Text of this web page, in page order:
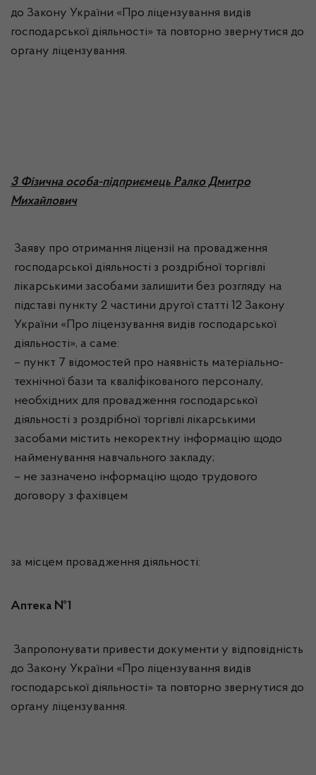
до Закону України «Про ліцензування видів
господарської діяльності» та повторно звернутися до
органу ліцензування.
3 Фізична особа-підприємець Ралко Дмитро
Михайлович
Заяву про отримання ліцензії на провадження
господарської діяльності з роздрібної торгівлі
лікарськими засобами залишити без розгляду на
підставі пункту 2 частини другої статті 12 Закону
України «Про ліцензування видів господарської
діяльності», а саме:
– пункт 7 відомостей про наявність матеріально-
технічної бази та кваліфікованого персоналу,
необхідних для провадження господарської
діяльності з роздрібної торгівлі лікарськими
засобами містить некоректну інформацію щодо
найменування навчального закладу;
– не зазначено інформацію щодо трудового
договору з фахівцем
за місцем провадження діяльності:
Аптека №1
Запропонувати привести документи у відповідність
до Закону України «Про ліцензування видів
господарської діяльності» та повторно звернутися до
органу ліцензування.